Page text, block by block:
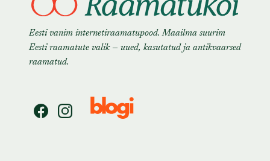
Eesti vanim internetiraamatupood. Maailma suurim
Eesti raamatute valik — uued, kasutatud ja antikvaarsed
raamatud.